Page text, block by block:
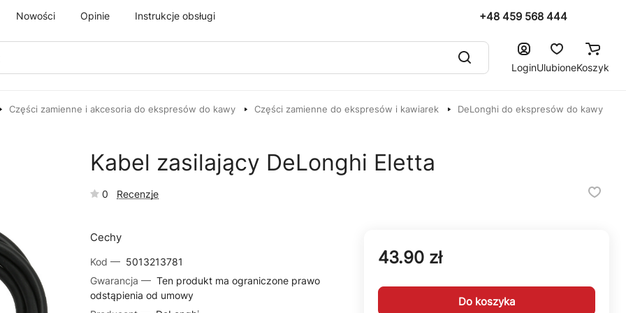
Nowości Opinie Instrukcje obsługi +48 459 568 444
LoginUlubioneKoszyk
Części zamienne i akcesoria do ekspresów do kawy Części zamienne do ekspresów i kawiarek
DeLonghi do ekspresów do kawy
Kabel zasilający DeLonghi Eletta
0 Recenzje
Cechy
Kod — 5013213781
Gwarancja — Ten produkt ma ograniczone prawo
odstąpienia od umowy
43.90 zł
Do koszyka